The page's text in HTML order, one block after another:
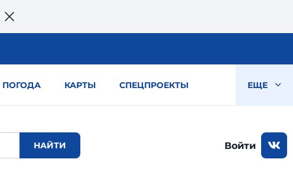
ПОГОДА КАРТЫ СПЕЦПРОЕКТЫ ЕЩЕ
Войти